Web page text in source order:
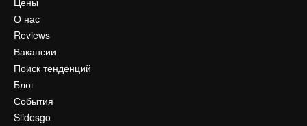
О нас
Reviews
Вакансии
Поиск тенденций
Блог
События
Slidesgo